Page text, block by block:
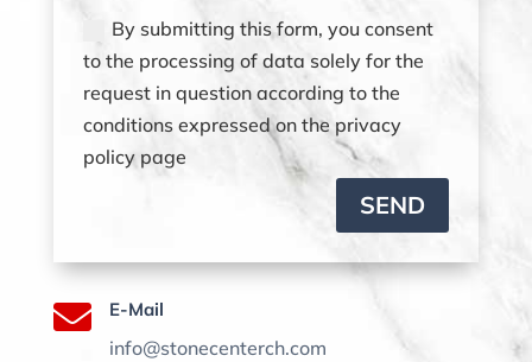
By submitting this form, you consent
to the processing of data solely for the
request in question according to the
conditions expressed on the privacy
policy page
SEND
 E-Mail
info@stonecenterch.com